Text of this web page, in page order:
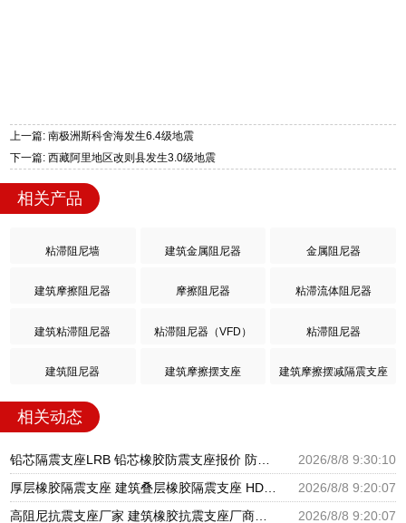
上一篇: 南极洲斯科舍海发生6.4级地震
下一篇: 西藏阿里地区改则县发生3.0级地震
相关产品
粘滞阻尼墙 建筑金属阻尼器 金属阻尼器
建筑摩擦阻尼器 摩擦阻尼器 粘滞流体阻尼器
建筑粘滞阻尼器 粘滞阻尼器（VFD） 粘滞阻尼器
建筑阻尼器 建筑摩擦摆支座 建筑摩擦摆减隔震支座
相关动态
铅芯隔震支座LRB 铅芯橡胶防震支座报价 防震橡胶隔震支座价格
2026/8/8 9:30:10
厚层橡胶隔震支座 建筑叠层橡胶隔震支座 HDR1100高阻尼橡胶支座
2026/8/8 9:20:07
高阻尼抗震支座厂家 建筑橡胶抗震支座厂商源头工厂 HDR1000隔震支座生产厂家
2026/8/8 9:20:07